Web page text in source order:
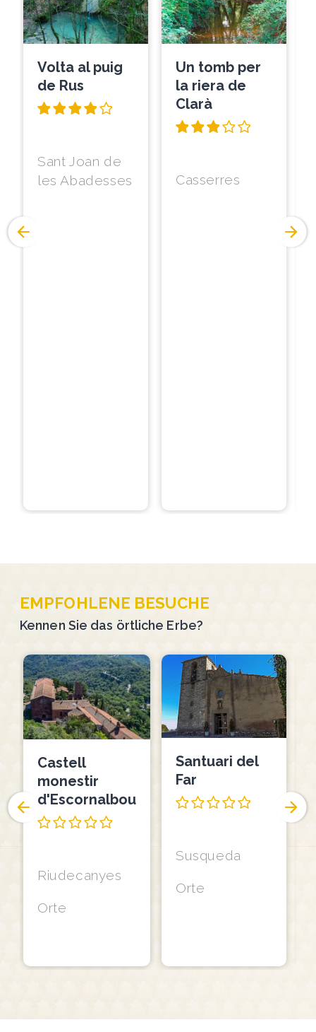
Volta al puig
de Rus
Sant Joan de
les Abadesses
Un tomb per
la riera de
Clarà
Casserres
EMPFOHLENE BESUCHE
Kennen Sie das örtliche Erbe?
Castell
monestir
d'Escornalbou
Riudecanyes
Orte
Santuari del
Far
Susqueda
Orte